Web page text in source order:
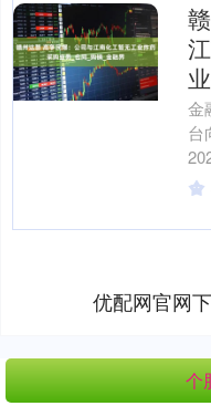
金
台
方
优配网官网
个